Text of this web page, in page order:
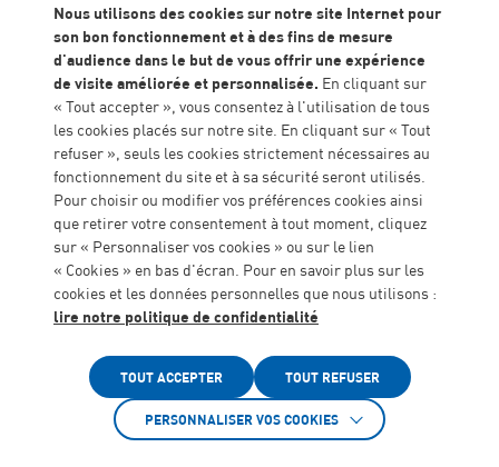
Accueil Actualités
PROJET RÉUSSITE 47 : LES LAURÉATS
DE LA MECS NOTRE MAISON
On va à l’école pour développer sa raison, pour
réfléchir par soi-même, pour développer une pensée
autonome‘’, Elizabeth Badinter. Cette citation met en
lumière le travail de collaboration important entre les
professionnels de la MECS Notre Maison ALGEEI et les
différentes équipes pédagogiques liées au projet des
enfants accueillis, en lien avec les valeurs et objectifs
fondamentaux de notre association. Ce travail permet à
chaque jeune de bénéficier d’un cursus de scolarité
adapté à sa situation et à ses projet (collège, lycée,
Maison Familiale Rural, CFA …) tout en lui permettant
de grandir et développer ses potentialités, ses
apprentissages dans un environnement sécure et
propice à son bon épanouissement. Ces jeunes, les
futurs citoyens de demain, ont su faire preuve de
Nous utilisons des cookies sur notre site Internet pour
son bon fonctionnement et à des fins de mesure
d'audience dans le but de vous offrir une expérience
de visite améliorée et personnalisée. En cliquant sur
« Tout accepter », vous consentez à l'utilisation de tous
les cookies placés sur notre site. En cliquant sur « Tout
refuser », seuls les cookies strictement nécessaires au
fonctionnement du site et à sa sécurité seront utilisés.
Pour choisir ou modifier vos préférences cookies ainsi
que retirer votre consentement à tout moment, cliquez
sur « Personnaliser vos cookies » ou sur le lien
« Cookies » en bas d'écran. Pour en savoir plus sur les
cookies et les données personnelles que nous utilisons :
lire notre politique de confidentialité
TOUT ACCEPTER TOUT REFUSER
PERSONNALISER VOS COOKIES